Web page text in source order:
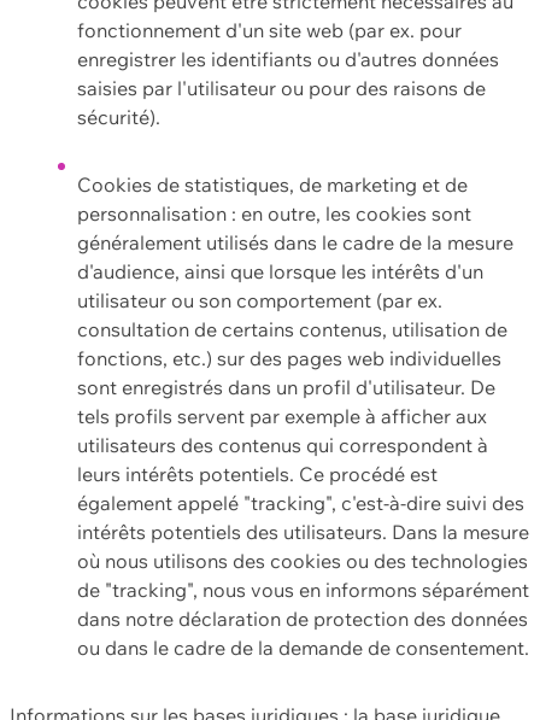
fonctionnement d'un site web (par ex. pour
enregistrer les identifiants ou d'autres données
saisies par l'utilisateur ou pour des raisons de
sécurité).
Cookies de statistiques, de marketing et de
personnalisation : en outre, les cookies sont
généralement utilisés dans le cadre de la mesure
d'audience, ainsi que lorsque les intérêts d'un
utilisateur ou son comportement (par ex.
consultation de certains contenus, utilisation de
fonctions, etc.) sur des pages web individuelles
sont enregistrés dans un profil d'utilisateur. De
tels profils servent par exemple à afficher aux
utilisateurs des contenus qui correspondent à
leurs intérêts potentiels. Ce procédé est
également appelé "tracking", c'est-à-dire suivi des
intérêts potentiels des utilisateurs. Dans la mesure
où nous utilisons des cookies ou des technologies
de "tracking", nous vous en informons séparément
dans notre déclaration de protection des données
ou dans le cadre de la demande de consentement.